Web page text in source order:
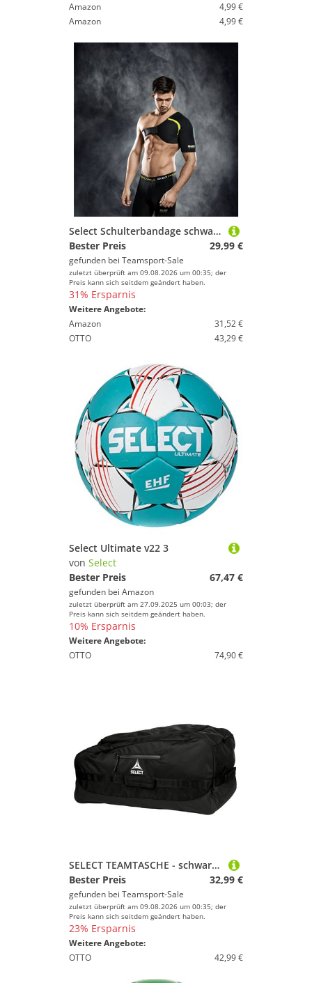
Amazon
4,99 €
Amazon
4,99 €
Select Schulterbandage schwarz XL
Bester Preis
29,99 €
gefunden bei Teamsport-Sale
zuletzt überprüft am 09.08.2026 um 00:35; der
Preis kann sich seitdem geändert haben.
31% Ersparnis
Weitere Angebote:
Amazon
31,52 €
OTTO
43,29 €
Select Ultimate v22 3
von Select
Bester Preis
67,47 €
gefunden bei Amazon
zuletzt überprüft am 27.09.2025 um 00:03; der
Preis kann sich seitdem geändert haben.
10% Ersparnis
Weitere Angebote:
OTTO
74,90 €
SELECT TEAMTASCHE - schwarz - 75 l
Bester Preis
32,99 €
gefunden bei Teamsport-Sale
zuletzt überprüft am 09.08.2026 um 00:35; der
Preis kann sich seitdem geändert haben.
23% Ersparnis
Weitere Angebote:
OTTO
42,99 €